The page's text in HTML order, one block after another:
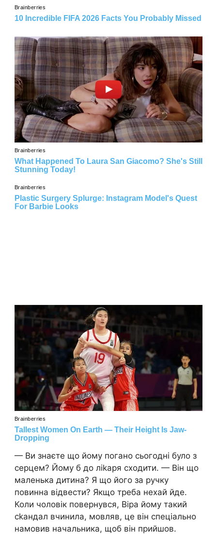
— Ви знаєте що йому погано сьогодні було з
серцем? Йому б до ліkаря сходити. — Він що
маленька дитина? Я що його за ручку
повинна відвести? Якщо треба нехай йде.
Коли чоловік повернувся, Віра йому такий
сkандал вчинила, мовляв, це він спеціально
намовив начальника, щоб він прийшов.